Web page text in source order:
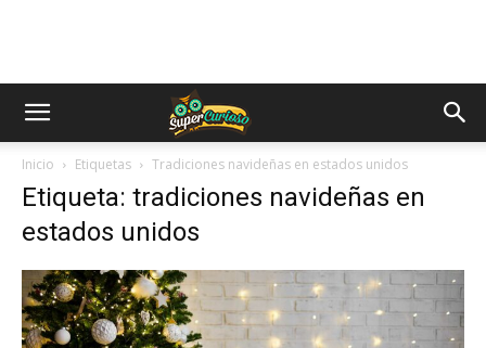
Inicio Etiquetas Tradiciones navideñas en estados unidos
Etiqueta: tradiciones navideñas en
estados unidos